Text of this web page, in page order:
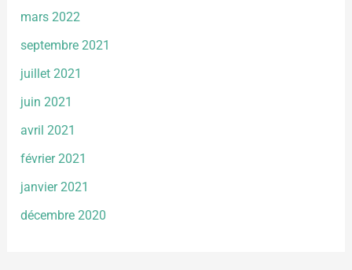
mars 2022
septembre 2021
juillet 2021
juin 2021
avril 2021
février 2021
janvier 2021
décembre 2020